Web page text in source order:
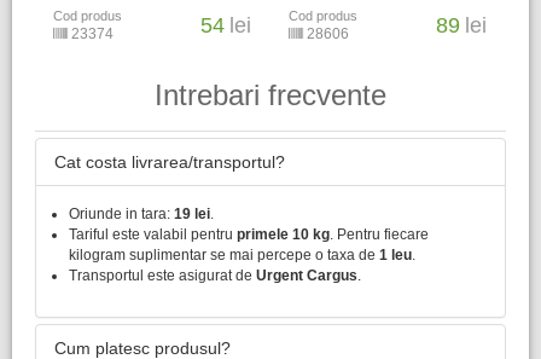
Cod produs
23374 54 lei Cod produs
28606 89 lei
Intrebari frecvente
Cat costa livrarea/transportul?
Oriunde in tara: 19 lei
Tariful este valabil pentru primele 10 kg . Pentru fiecare
kilogram suplimentar se mai percepe o taxa de 1 leu
Transportul este asigurat de Urgent Cargus
Cum platesc produsul?